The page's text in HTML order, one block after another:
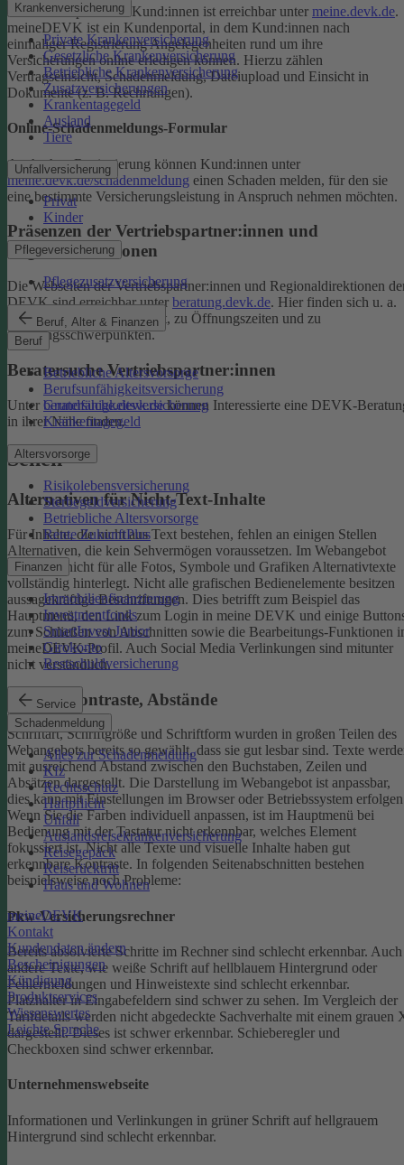
Krankenversicherung
Private Krankenversicherung
Gesetzliche Krankenversicherung
Betriebliche Krankenversicherung
Zusatzversicherungen
Krankentagegeld
Ausland
Tiere
Unfallversicherung
Privat
Kinder
Pflegeversicherung
Pflegezusatzversicherung
Beruf, Alter & Finanzen
Beruf
Betriebliche Altersvorsorge
Berufsunfähigkeitsversicherung
Grundfähigkeitsversicherung
Krankentagegeld
Altersvorsorge
Risikolebensversicherung
Sterbegeldversicherung
Betriebliche Altersvorsorge
Rente ZukunftPlus
Finanzen
Immobilienfinanzierung
Investmentfonds
SmartInvest Junior
Girokonto
Restschuldversicherung
Service
Schadenmeldung
Alles zur Schadenmeldung
Kfz
Rechtsschutz
Haftpflicht
Unfall
Auslandsreisekrankenversicherung
Reisegepäck
Reiserücktritt
Haus und Wohnen
meineDEVK
Kontakt
Kundendaten ändern
Bescheinigungen
Kündigung
Produktservices
Wissenswertes
Leichte Sprache
Das Serviceportal für Kund:innen ist erreichbar unter meine.devk.de.
meineDEVK ist ein Kundenportal, in dem Kund:innen nach
einmaliger Registrierung Angelegenheiten rund um ihre
Versicherungen online erledigen können. Hierzu zählen
Vertragseinsicht, Schadenmeldung, Dateiupload und Einsicht in
Dokumente (z. B. Rechnungen).
Online-Schadenmeldungs-Formular
Auch ohne Registrierung können Kund:innen unter
meine.devk.de/schadenmeldung einen Schaden melden, für den sie
eine bestimmte Versicherungsleistung in Anspruch nehmen möchten.
Präsenzen der Vertriebspartner:innen und
Regionaldirektionen
Die Webseiten der Vertriebspartner:innen und Regionaldirektionen
DEVK sind erreichbar unter beratung.devk.de. Hier finden sich u. a.
Informationen zum Standort, zu Öffnungszeiten und zu
Beratungsschwerpunkten.
Beratersuche Vertriebspartner:innen
Unter beratersuche.devk.dekönnen Interessierte eine DEVK-
in ihrer Nähe finden.
Sehen
Alternativen für Nicht-Text-Inhalte
Für Inhalte, die nicht aus Text bestehen, fehlen an einigen Stellen
Alternativen, die kein Sehvermögen voraussetzen. Im Webangebot
sind noch nicht für alle Fotos, Symbole und Grafiken Alternativtexte
vollständig hinterlegt. Nicht alle grafischen Bedienelemente besitzen
aussagekräftige Beschriftungen. Dies betrifft zum Beispiel das
Hauptmenü, den Link zum Login in meine DEVK und einige
zum Schließen von Abschnitten sowie die Bearbeitungs-Funktionen
meineDEVK-Profil. Auch Social Media Verlinkungen sind mitunter
nicht verständlich.
Schrift, Kontraste, Abstände
Schriftart, Schriftgröße und Schriftform wurden in großen Teilen des
Webangebots bereits so gewählt, dass sie gut lesbar sind. Texte
mit ausreichend Abstand zwischen den Buchstaben, Zeilen und
Absätzen dargestellt. Die Darstellung im Webangebot ist anpassbar,
dies kann mit Einstellungen im Browser oder Betriebssystem
Wenn Sie die Farben individuell anpassen, ist im Hauptmenü bei
Bedienung mit der Tastatur nicht erkennbar, welches Element
fokussiert ist.Nicht alle Texte und visuelle Inhalte haben gut
erkennbare Kontraste. In folgenden Seitenabschnitten bestehen
beispielsweise noch Probleme:
Pkw-Versicherungsrechner
Bereits absolvierte Schritte im Rechner sind schlecht erkennbar. Auch
andere Texte, wie weiße Schrift auf hellblauem Hintergrund oder
Fehlermeldungen und Hinweistexte sind schlecht erkennbar.
Platzhalter in Eingabefeldern sind schwer zu sehen. Im Vergleich der
Tarifdetails werden nicht abgedeckte Sachverhalte mit einem grauen
dargestellt. Dieses ist schwer erkennbar. Schieberegler und
Checkboxen sind schwer erkennbar.
Unternehmenswebseite
Informationen und Verlinkungen in grüner Schrift auf hellgrauem
Hintergrund sind schlecht erkennbar.